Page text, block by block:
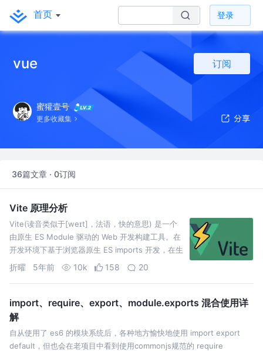
首页 登录
vue 订阅
蜜獾壹号
更多收藏集
36篇文章 · 0订阅
Vite 原理分析
Vite(读音类似于[weɪt]，法语，快的意思) 是一个
由原生 ES Module 驱动的 Web 开发构建工具。在
开发环境下基于浏览器原生 ES imports 开发，在生
产环境下基于 Rollup 打包。 为了实现上述特点，
折曜 5年前 10k 158 20
import、require、export、module.exports 混合使用详
解
自从使用了 es6 的模块系统后，各种地方愉快地使用 import export
default，但也会在老项目中看到使用commonjs规范的 require